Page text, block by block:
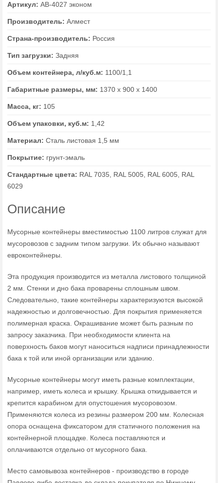
Артикул: AB-4027 эконом
Производитель: Алмест
Страна-производитель: Россия
Тип загрузки: Задняя
Объем контейнера, л/куб.м: 1100/1,1
Габаритные размеры, мм: 1370 х 900 х 1400
Масса, кг: 105
Объем упаковки, куб.м: 1,42
Материал: Сталь листовая 1,5 мм
Покрытие: грунт-эмаль
Стандартные цвета: RAL 7035, RAL 5005, RAL 6005, RAL
6029
Описание
Мусорные контейнеры вместимостью 1100 литров служат для
мусоровозов с задним типом загрузки. Их обычно называют
евроконтейнеры.
Эта продукция производится из металла листового толщиной
2 мм. Стенки и дно бака проварены сплошным швом.
Следовательно, такие контейнеры характеризуются высокой
надежностью и долговечностью. Для покрытия применяется
полимерная краска. Окрашивание может быть разным по
запросу заказчика. При необходимости клиента на
поверхность баков могут наноситься надписи принадлежности
бака к той или иной организации или зданию.
Мусорные контейнеры могут иметь разные комплектации,
например, иметь колеса и крышку. Крышка откидывается и
крепится карабином для опустошения мусоровозом.
Применяются колеса из резины размером 200 мм. Колесная
опора оснащена фиксатором для статичного положения на
контейнерной площадке. Колеса поставляются и
оплачиваются отдельно от мусорного бака.
Место самовывоза контейнеров - производство в городе